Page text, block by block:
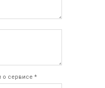
о сервисе *